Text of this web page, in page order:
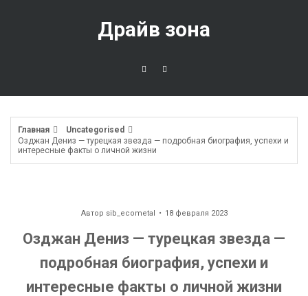
Драйв зона
Главная
Uncategorised
Озджан Дениз — турецкая звезда — подробная биография, успехи и
интересные факты о личной жизни
Автор sib_ecometal 18 февраля 2023
Озджан Дениз — турецкая звезда —
подробная биография, успехи и
интересные факты о личной жизни